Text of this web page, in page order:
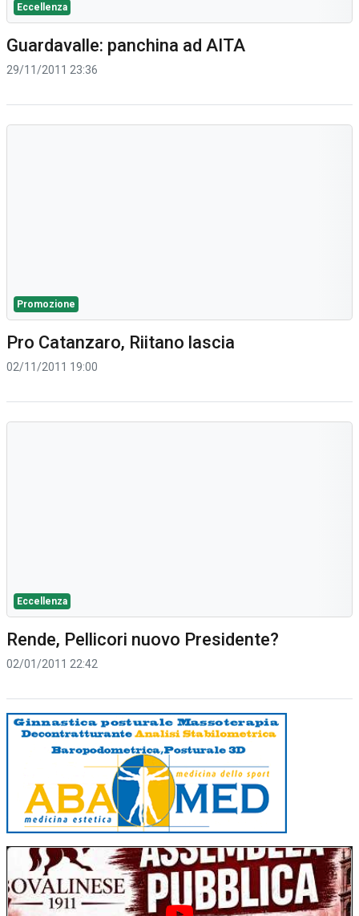
Eccellenza
Guardavalle: panchina ad AITA
29/11/2011 23:36
Promozione
Pro Catanzaro, Riitano lascia
02/11/2011 19:00
Eccellenza
Rende, Pellicori nuovo Presidente?
02/01/2011 22:42